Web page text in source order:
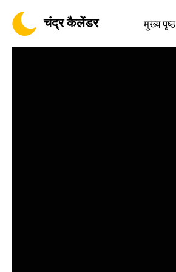
चंद्र कैलेंडर मुख्य पृष्ठ